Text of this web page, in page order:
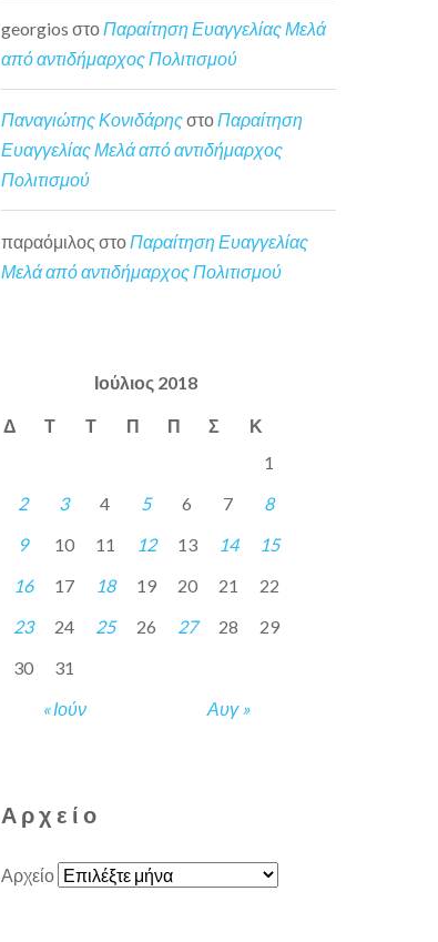
georgios στοΠαραίτηση Ευαγγελίας Μελά
από αντιδήμαρχος Πολιτισμού
Παναγιώτης ΚονιδάρηςστοΠαραίτηση
Ευαγγελίας Μελά από αντιδήμαρχος
Πολιτισμού
παραόμιλος στο Παραίτηση Ευαγγελίας
Μελά από αντιδήμαρχος Πολιτισμού
Ιούλιος 2018
Δ Τ Τ Π Π Σ Κ
« Ιούν Αυγ »
1
2
3 4 5 6 7
8
9
10 11 12 13 14
15
16
17 18 19 20 21
22
23
24 25 26 27 28
29
30
31
Αρχείο
Αρχείο